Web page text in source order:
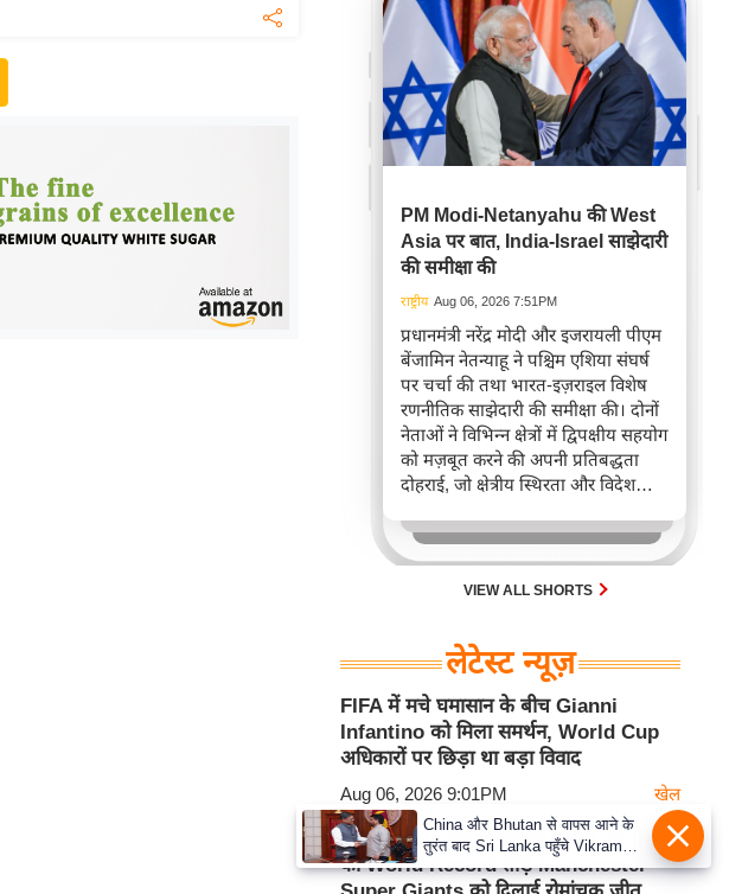
PM Modi-Netanyahu की West
Asia पर बात, India-Israel साझेदारी
की समीक्षा की
राष्ट्रीय Aug 06, 2026 7:51PM
प्रधानमंत्री नरेंद्र मोदी और इजरायली पीएम
बेंजामिन नेतन्याहू ने पश्चिम एशिया संघर्ष
पर चर्चा की तथा भारत-इज़राइल विशेष
रणनीतिक साझेदारी की समीक्षा की। दोनों
नेताओं ने विभिन्न क्षेत्रों में द्विपक्षीय सहयोग
को मज़बूत करने की अपनी प्रतिबद्धता
दोहराई, जो क्षेत्रीय स्थिरता और विदेश
करता है।
VIEW ALL SHORTS
लेटेस्ट न्यूज़
FIFA में मचे घमासान के बीच Gianni
Infantino को मिला समर्थन, World Cup
अधिकारों पर छिड़ा था बड़ा विवाद
Aug 06, 2026 9:01PM खेल
Jos Buttler की धमाकेदार वापसी, Pollard
का World Record तोड़ Manchester
China और Bhutan से वापस आने के
तुरंत बाद Sri Lanka पहुँचे Vikram
Misri, भारत के जबरदस्त दाँव से दुनिया
हुई हैरान